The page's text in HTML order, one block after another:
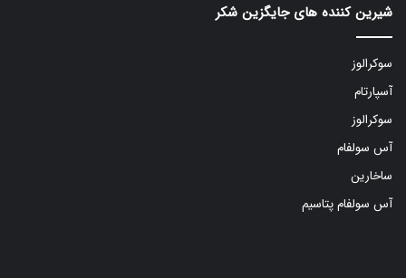
شیرین کننده های جایگزین شکر
سوکرالوز
آسپارتام
سوکرالوز
آس سولفام
ساخارین
آس سولفام پتاسیم